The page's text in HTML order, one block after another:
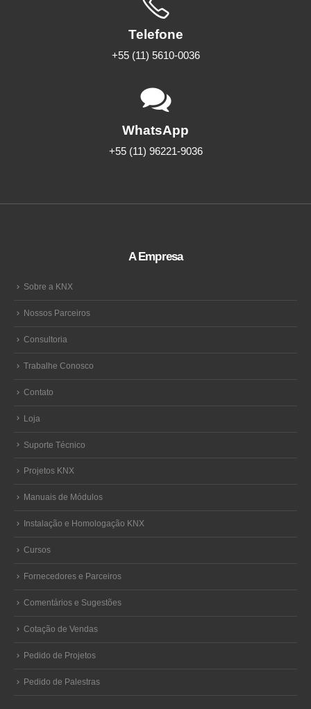
Telefone
+55 (11) 5610-0036
WhatsApp
+55 (11) 96221-9036
A Empresa
Sobre a KNX
Nossos Parceiros
Consultoria
Trabalhe Conosco
Contato
Loja
Suporte Técnico
Projetos KNX
Manuais de Módulos
Instalação e Homologação KNX
Cursos
Fornecedores e Parceiros
Comentários e Sugestões
Cotação de Vendas
Pedido de Projetos
Pedido de Palestras